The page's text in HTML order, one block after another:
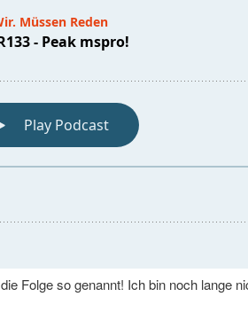
Folge so genannt! Ich bin noch lange